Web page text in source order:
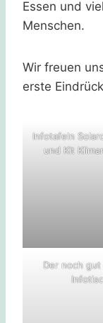
Essen und
Menschen.
Wir freuen
erste
Infotafeln
und Kit
Der noch